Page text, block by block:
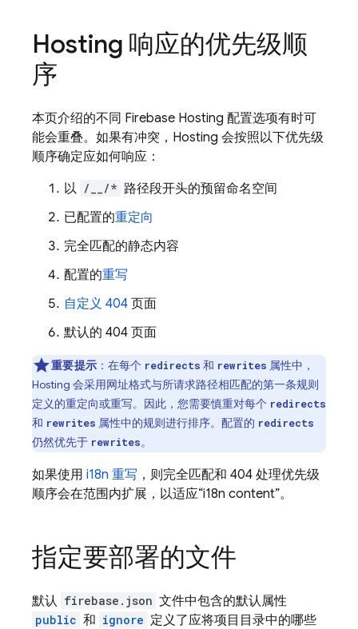
Hosting 响应的优先级顺
序
本页介绍的不同 Firebase Hosting 配置选项有时可
能会重叠。如果有冲突， Hosting 会按照以下优先级
顺序确定应如何响应：
以 /__/* 路径段开头的预留命名空间
已配置的重定向
完全匹配的静态内容
配置的重写
自定义 404 页面
默认的 404 页面
重要提示 ：在每个 redirects 和 rewrites 属性中，
Hosting 会采用网址格式与所请求路径相匹配的第一条规则
定义的重定向或重写。因此，您需要慎重对每个 redirects
和 rewrites 属性中的规则进行排序。配置的 redirects
仍然优先于 rewrites。
如果使用 i18n 重写 ，则完全匹配和 404 处理优先级
顺序会在范围内扩展，以适应“i18n content”。
指定要部署的文件
默认 firebase.json 文件中包含的默认属性
public 和 ignore 定义了应将项目目录中的哪些